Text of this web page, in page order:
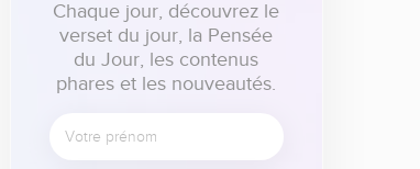
Chaque jour, découvrez le
verset du jour, la Pensée
du Jour, les contenus
phares et les nouveautés.